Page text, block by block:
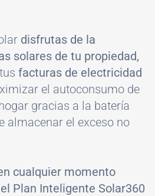
disfrutas de la
solares de tu propiedad,
facturas de electricidad
el autoconsumo de
gracias a la batería
almacenar el exceso no
cualquier momento
Plan Inteligente Solar360